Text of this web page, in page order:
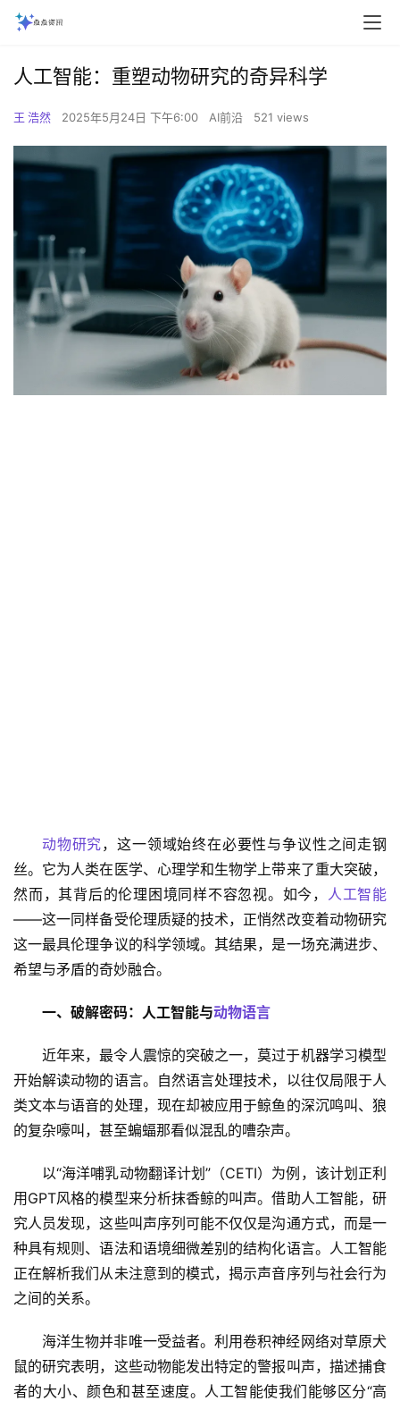
‌人工智能：重塑动物研究的奇异科学‌
王 浩然 2025年5月24日 下午6:00 AI前沿 521 views
动物研究，这一领域始终在必要性与争议性之间走钢
丝。它为人类在医学、心理学和生物学上带来了重大突破，
然而，其背后的伦理困境同样不容忽视。如今，
人工智能
——这一同样备受伦理质疑的技术，正悄然改变着动物研究
这一最具伦理争议的科学领域。其结果，是一场充满进步、
希望与矛盾的奇妙融合。
一、破解密码：人工智能与动物语言
近年来，最令人震惊的突破之一，莫过于机器学习模型
开始解读动物的语言。自然语言处理技术，以往仅局限于人
类文本与语音的处理，现在却被应用于鲸鱼的深沉鸣叫、狼
的复杂嚎叫，甚至蝙蝠那看似混乱的嘈杂声。
以“海洋哺乳动物翻译计划”（CETI）为例，该计划正利
用GPT风格的模型来分析抹香鲸的叫声。借助人工智能，研
究人员发现，这些叫声序列可能不仅仅是沟通方式，而是一
种具有规则、语法和语境细微差别的结构化语言。人工智能
正在解析我们从未注意到的模式，揭示声音序列与社会行为
之间的关系。
海洋生物并非唯一受益者。利用卷积神经网络对草原犬
鼠的研究表明，这些动物能发出特定的警报叫声，描述捕食
者的大小、颜色和甚至速度。人工智能使我们能够区分“高